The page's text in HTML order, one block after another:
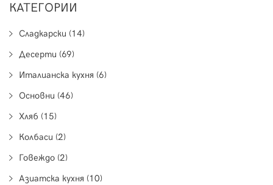
КАТЕГОРИИ
Сладкарски (14)
Десерти (69)
Италианска кухня (6)
Основни (46)
Хляб (15)
Колбаси (2)
Говеждо (2)
Азиатска кухня (10)